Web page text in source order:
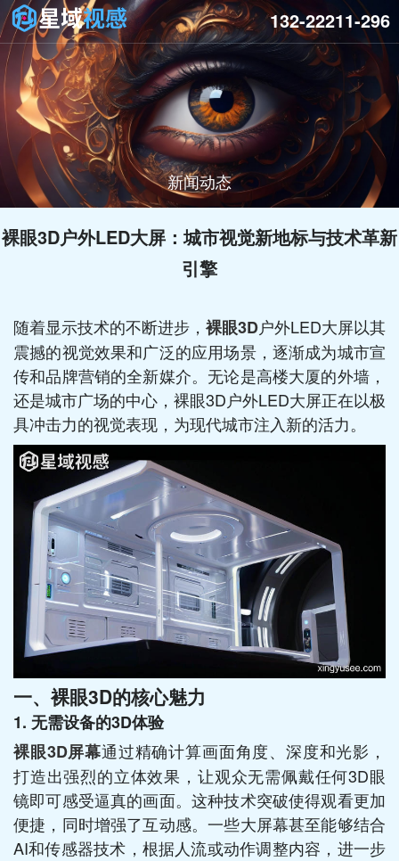
新闻动态
132-22211-296
裸眼3D户外LED大屏：城市视觉新地标与技术革新
引擎
随着显示技术的不断进步， 裸眼3D户外LED大屏以其
震撼的视觉效果和广泛的应用场景，逐渐成为城市宣
传和品牌营销的全新媒介。无论是高楼大厦的外墙，
还是城市广场的中心，裸眼3D户外LED大屏正在以极
具冲击力的视觉表现，为现代城市注入新的活力。
一、裸眼3D的核心魅力
1. 无需设备的3D体验
裸眼3D屏幕通过精确计算画面角度、深度和光影，
打造出强烈的立体效果，让观众无需佩戴任何3D眼
镜即可感受逼真的画面。这种技术突破使得观看更加
便捷，同时增强了互动感。一些大屏幕甚至能够结合
AI和传感器技术，根据人流或动作调整内容，进一步